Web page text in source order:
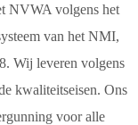
NVWA volgens het
van het NMI,
Wij leveren volgens
kwaliteitseisen. Ons
voor alle